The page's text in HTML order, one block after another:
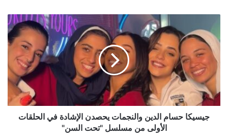
حسام
الدين
والنجمات
يحصدن
الإشادة
الحلقات
الأولى
جيسيكا حسام الدين والنجمات يحصدن الإشادة في الحلقات
الأولى من مسلسل "تحت السن"